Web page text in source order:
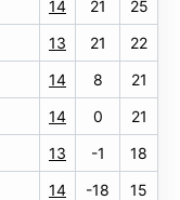
14 21
25
13 21
22
14 8
21
14 0
21
13 -1
18
14 -18 15